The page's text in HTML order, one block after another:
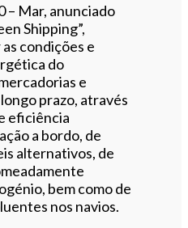
– Mar, anunciado
Shipping”,
condições e
do
e
prazo, através
eficiência
a bordo, de
alternativos, de
bem como de
nos navios.